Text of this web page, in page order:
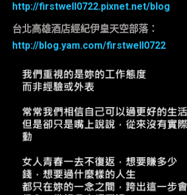
http://firstwell0722.pixnet.net/blog
台北高雄酒店經紀伊皇天空部落：
http://blog.yam.com/firstwell0722